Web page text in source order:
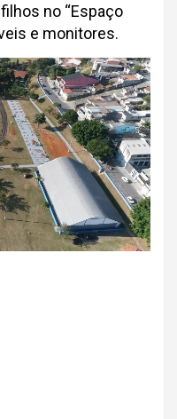
no “Espaço
e monitores.